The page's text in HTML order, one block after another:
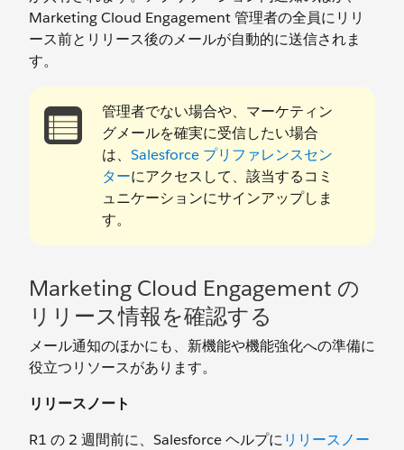
Marketing Cloud Engagement 管理者の全員にリリ
ース前とリリース後のメールが自動的に送信されま
す。
管理者でない場合や、マーケティン
グメールを確実に受信したい場合
は、 Salesforce プリファレンスセン
ターにアクセスして、該当するコミ
ュニケーションにサインアップしま
す。
Marketing Cloud Engagement の
リリース情報を確認する
メール通知のほかにも、新機能や機能強化への準備に
役立つリソースがあります。
リリースノート
R1 の 2 週間前に、Salesforce ヘルプにリリースノー